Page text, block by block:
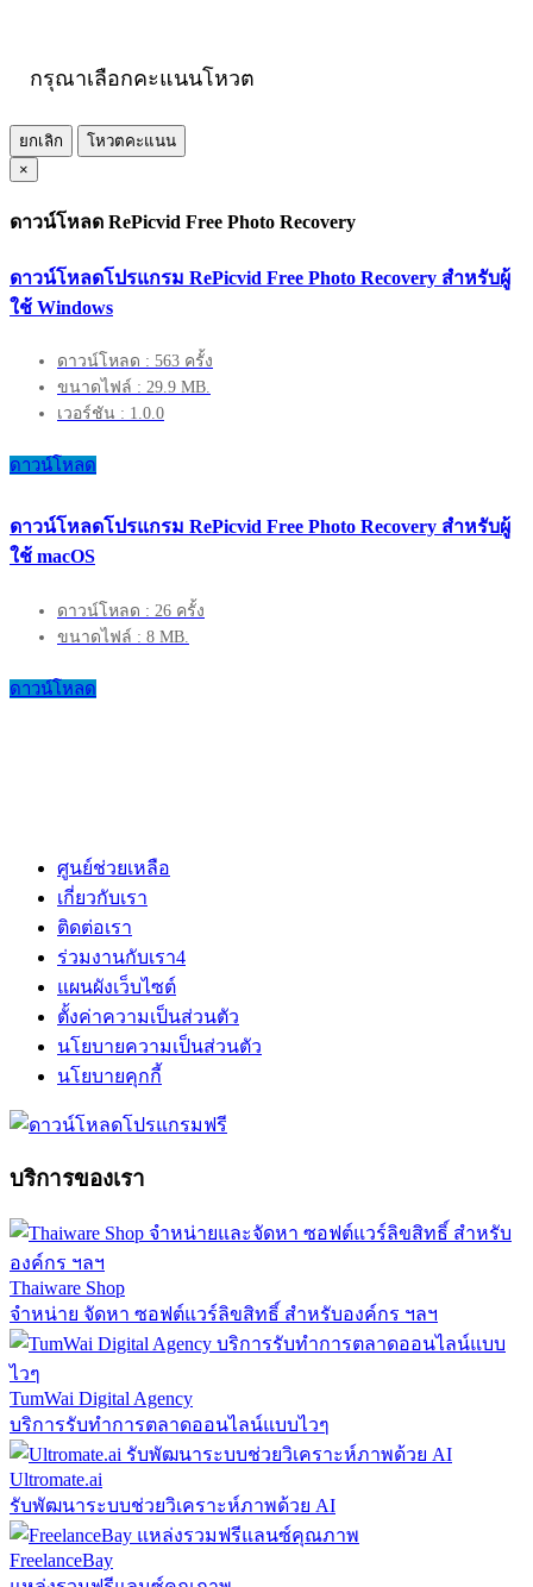
กรุณาเลือกคะแนนโหวต
ยกเลิก
โหวตคะแนน
×
ดาวน์โหลด RePicvid Free Photo Recovery
ดาวน์โหลดโปรแกรม RePicvid Free Photo Recovery สำหรับผู้
ใช้ Windows
ดาวน์โหลด : 563 ครั้ง
ขนาดไฟล์ : 29.9 MB.
เวอร์ชัน : 1.0.0
ดาวน์โหลด
ดาวน์โหลดโปรแกรม RePicvid Free Photo Recovery สำหรับผู้
ใช้ macOS
ดาวน์โหลด : 26 ครั้ง
ขนาดไฟล์ : 8 MB.
ดาวน์โหลด
ศูนย์ช่วยเหลือ
เกี่ยวกับเรา
ติดต่อเรา
ร่วมงานกับเรา4
แผนผังเว็บไซต์
ตั้งค่าความเป็นส่วนตัว
นโยบายความเป็นส่วนตัว
นโยบายคุกกี้
บริการของเรา
Thaiware Shop
จำหน่าย จัดหา ซอฟต์แวร์ลิขสิทธิ์ สำหรับองค์กร ฯลฯ
TumWai Digital Agency
บริการรับทำการตลาดออนไลน์แบบไวๆ
Ultromate.ai
รับพัฒนาระบบช่วยวิเคราะห์ภาพด้วย AI
FreelanceBay